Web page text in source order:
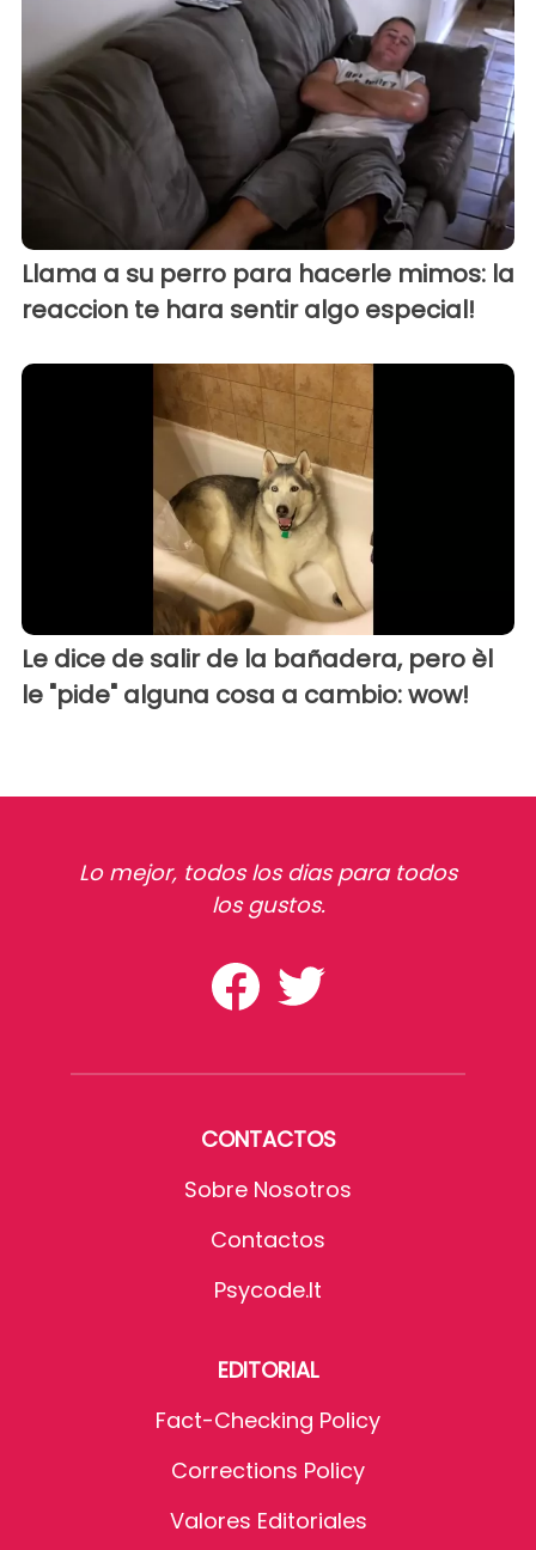
Llama a su perro para hacerle mimos: la
reaccion te hara sentir algo especial!
Le dice de salir de la bañadera, pero èl
le "pide" alguna cosa a cambio: wow!
Lo mejor, todos los dias para todos
los gustos.
CONTACTOS
Sobre Nosotros
Contactos
Psycode.it
EDITORIAL
Fact-Checking Policy
Corrections Policy
Valores Editoriales